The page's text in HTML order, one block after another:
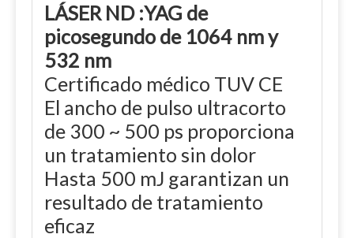
LÁSER ND :YAG de
picosegundo de 1064 nm y
532 nm
Certificado médico TUV CE
El ancho de pulso ultracorto
de 300 ~ 500 ps proporciona
un tratamiento sin dolor
Hasta 500 mJ garantizan un
resultado de tratamiento
eficaz